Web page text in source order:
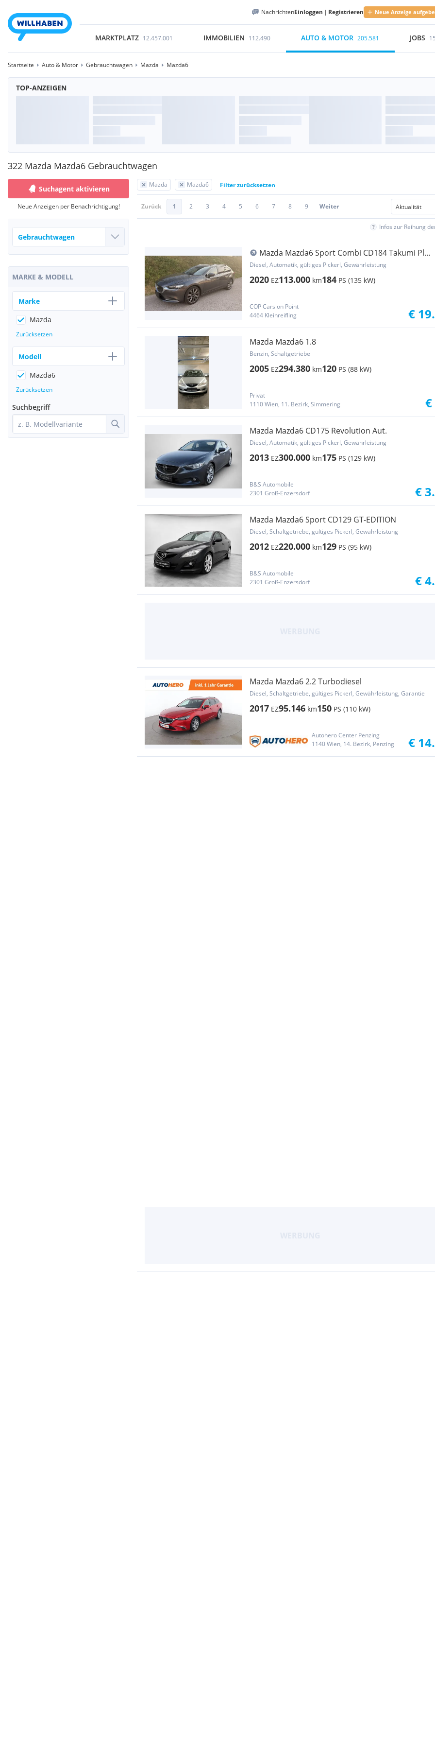
NachrichtenEinloggen | Registrieren Neue Anzeige
MARKTPLATZ 12.457.001 IMMOBILIEN 112.490 AUTO & MOTOR 205.581 JOBS
Startseite Auto & Motor Gebrauchtwagen Mazda Mazda6
TOP-ANZEIGEN
322 Mazda Mazda6 Gebrauchtwagen
Mazda Mazda6 Filter zurücksetzen
Zurück 1 2 3 4 5 6 7 8 9 Weiter
Infos zur Reihung
Mazda Mazda6 Sport Combi CD184 Takumi Plus
AWD Aut.
Diesel, Automatik, gültiges Pickerl, Gewährleistung
2020 EZ113.000 km184 PS (135 kW)
COP Cars on Point
4464 Kleinreifling
€
Mazda Mazda6 1.8
Benzin, Schaltgetriebe
2005 EZ294.380 km120 PS (88 kW)
Privat
1110 Wien, 11. Bezirk, Simmering
€
Mazda Mazda6 CD175 Revolution Aut.
Diesel, Automatik, gültiges Pickerl, Gewährleistung
2013 EZ300.000 km175 PS (129 kW)
B&S Automobile
2301 Groß-Enzersdorf
€
Mazda Mazda6 Sport CD129 GT-EDITION
Diesel, Schaltgetriebe, gültiges Pickerl, Gewährleistung
2012 EZ220.000 km129 PS (95 kW)
B&S Automobile
2301 Groß-Enzersdorf
€
Mazda Mazda6 2.2 Turbodiesel
Diesel, Schaltgetriebe, gültiges Pickerl, Gewährleistung, Garantie
2017 EZ95.146 km150 PS (110 kW)
Autohero Center Penzing
1140 Wien, 14. Bezirk, Penzing
€
Suchagent aktivieren
Neue Anzeigen per Benachrichtigung!
MARKE & MODELL
Marke
Mazda
Zurücksetzen
Modell
Mazda6
Zurücksetzen
Suchbegriff